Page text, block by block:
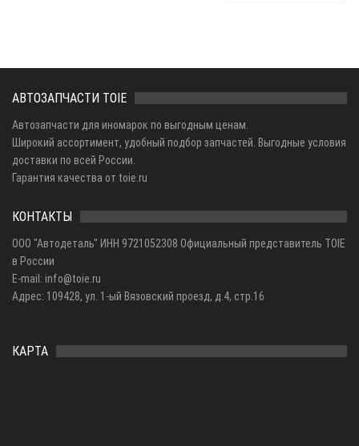
АВТОЗАПЧАСТИ TOIE
Автозапчасти для иномарок по выгодным ценам.
Широкий ассортимент, удобный подбор запчастей. Выгодные условия
доставки по всей России.
Гарантия качества от toie.ru
КОНТАКТЫ
ООО "Автодеталь" ИНН 9721052308 Официальный представитель TOIE
в России
E-mail: info@toie.ru
Адрес: 109428, ул. 1-ый Вязовский проезд, д.4, стр.16
КАРТА